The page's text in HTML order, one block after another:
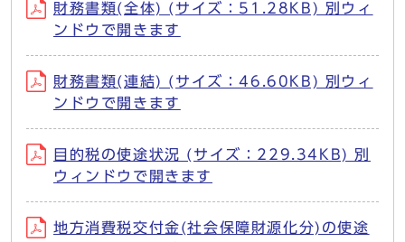
財務書類(全体) (サイズ：51.28KB) 別ウィ
ンドウで開きます
財務書類(連結) (サイズ：46.60KB) 別ウィ
ンドウで開きます
目的税の使途状況 (サイズ：229.34KB) 別
ウィンドウで開きます
地方消費税交付金(社会保障財源化分)の使途